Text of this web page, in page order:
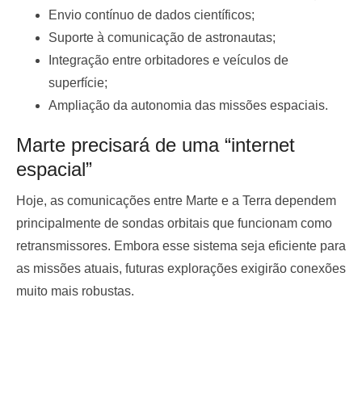
Envio contínuo de dados científicos;
Suporte à comunicação de astronautas;
Integração entre orbitadores e veículos de
superfície;
Ampliação da autonomia das missões espaciais.
Marte precisará de uma “internet
espacial”
Hoje, as comunicações entre Marte e a Terra dependem
principalmente de sondas orbitais que funcionam como
retransmissores. Embora esse sistema seja eficiente para
as missões atuais, futuras explorações exigirão conexões
muito mais robustas.